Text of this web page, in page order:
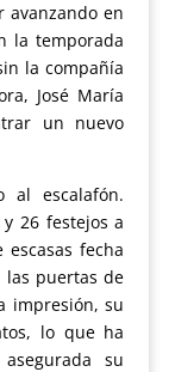
avanzando en
la temporada
la compañía
José María
un nuevo
al escalafón.
26 festejos a
fecha
las puertas de
impresión, su
lo que ha
su